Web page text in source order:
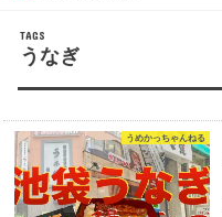
うなぎ
うめかっちゃんねる